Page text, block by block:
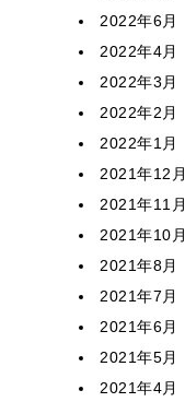
2022年6月
2022年4月
2022年3月
2022年2月
2022年1月
2021年12月
2021年11月
2021年10月
2021年8月
2021年7月
2021年6月
2021年5月
2021年4月